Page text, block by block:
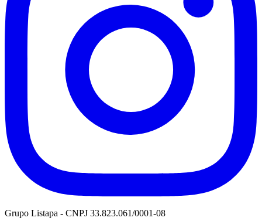
Grupo Listapa - CNPJ 33.823.061/0001-08